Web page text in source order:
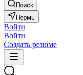
Поиск
Пермь
Войти
Войти
Создать резюме